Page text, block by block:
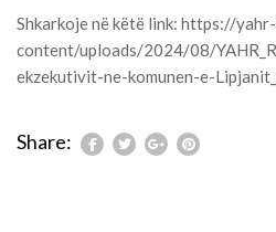
Shkarkoje në këtë link: https://
content/uploads/2024/08/
ekzekutivit-ne-komunen-e-
Share: